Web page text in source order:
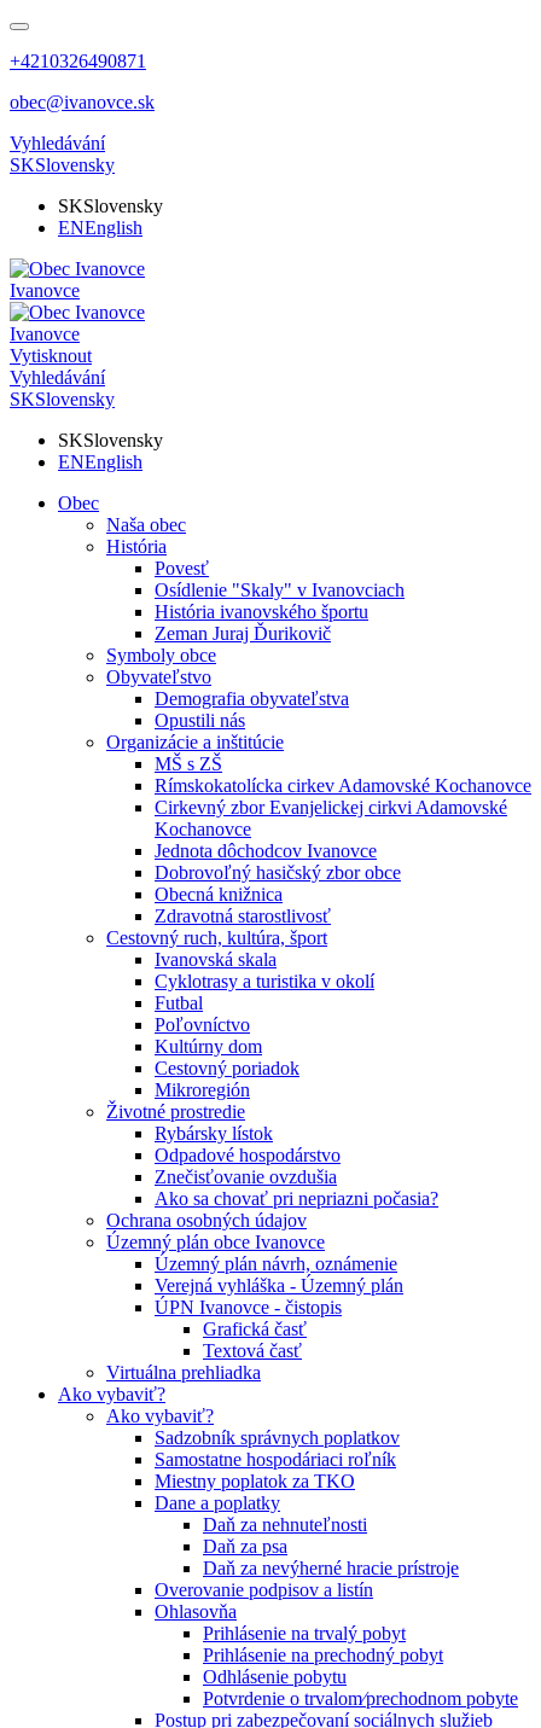
+4210326490871
obec@ivanovce.sk
Vyhledávání
SKSlovensky
SKSlovensky
ENEnglish
Ivanovce
Ivanovce
Vytisknout
Vyhledávání
SKSlovensky
SKSlovensky
ENEnglish
Obec
Naša obec
História
Povesť
Osídlenie "Skaly" v Ivanovciach
História ivanovského športu
Zeman Juraj Ďurikovič
Symboly obce
Obyvateľstvo
Demografia obyvateľstva
Opustili nás
Organizácie a inštitúcie
MŠ s ZŠ
Rímskokatolícka cirkev Adamovské Kochanovce
Cirkevný zbor Evanjelickej cirkvi Adamovské
Kochanovce
Jednota dôchodcov Ivanovce
Dobrovoľný hasičský zbor obce
Obecná knižnica
Zdravotná starostlivosť
Cestovný ruch, kultúra, šport
Ivanovská skala
Cyklotrasy a turistika v okolí
Futbal
Poľovníctvo
Kultúrny dom
Cestovný poriadok
Mikroregión
Životné prostredie
Rybársky lístok
Odpadové hospodárstvo
Znečisťovanie ovzdušia
Ako sa chovať pri nepriazni počasia?
Ochrana osobných údajov
Územný plán obce Ivanovce
Územný plán návrh, oznámenie
Verejná vyhláška - Územný plán
ÚPN Ivanovce - čistopis
Grafická časť
Textová časť
Virtuálna prehliadka
Ako vybaviť?
Ako vybaviť?
Sadzobník správnych poplatkov
Samostatne hospodáriaci roľník
Miestny poplatok za TKO
Dane a poplatky
Daň za nehnuteľnosti
Daň za psa
Daň za nevýherné hracie prístroje
Overovanie podpisov a listín
Ohlasovňa
Prihlásenie na trvalý pobyt
Prihlásenie na prechodný pobyt
Odhlásenie pobytu
Potvrdenie o trvalom⁄prechodnom pobyte
Postup pri zabezpečovaní sociálnych služieb